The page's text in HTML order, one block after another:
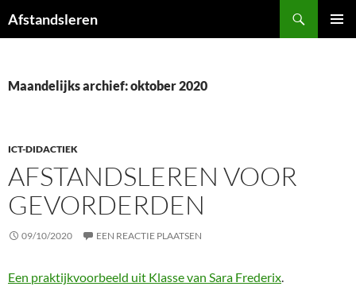
naar
Afstandsleren
Maandelijks archief: oktober 2020
ICT-DIDACTIEK
AFSTANDSLEREN VOOR
GEVORDERDEN
09/10/2020 EEN REACTIE PLAATSEN
Een praktijkvoorbeeld uit Klasse van Sara Frederix.